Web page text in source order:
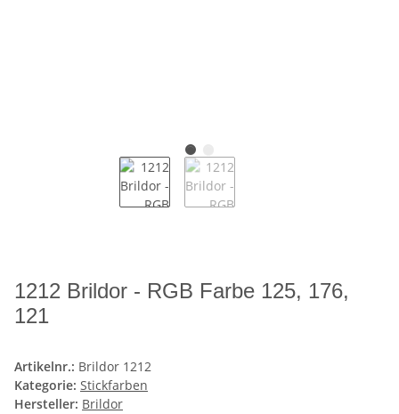
1212 Brildor - RGB Farbe 125, 176,
121
Artikelnr.: Brildor 1212
Kategorie: Stickfarben
Hersteller: Brildor